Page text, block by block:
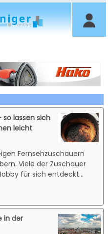
lassen sich
leicht
Fernsehzuschauern
Viele der Zuschauer
für sich entdeckt...
in der